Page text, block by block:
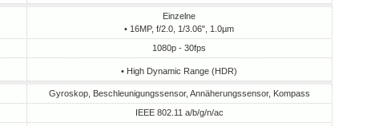
Einzelne
• 16MP, f/2.0, 1/3.06", 1.0µm
1080p - 30fps
• High Dynamic Range (HDR)
Gyroskop, Beschleunigungssensor, Annäherungssensor, Kompass
IEEE 802.11 a/b/g/n/ac